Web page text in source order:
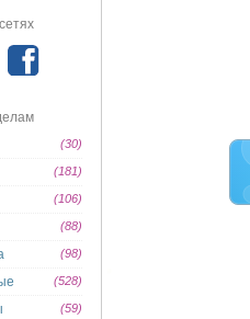
(30)
(181)
(106)
(88)
(98)
(528)
(59)